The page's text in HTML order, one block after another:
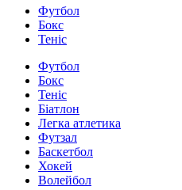
Футбол
Бокс
Теніс
Футбол
Бокс
Теніс
Біатлон
Легка атлетика
Футзал
Баскетбол
Хокей
Волейбол